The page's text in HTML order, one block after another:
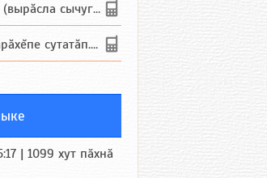
сычуг) ...
сутатăп. Ха...
| 1099 хут пӑхнӑ